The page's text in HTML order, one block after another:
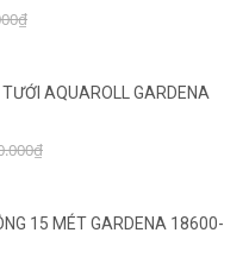
AQUAROLL GARDENA
15 MÉT GARDENA 18600-